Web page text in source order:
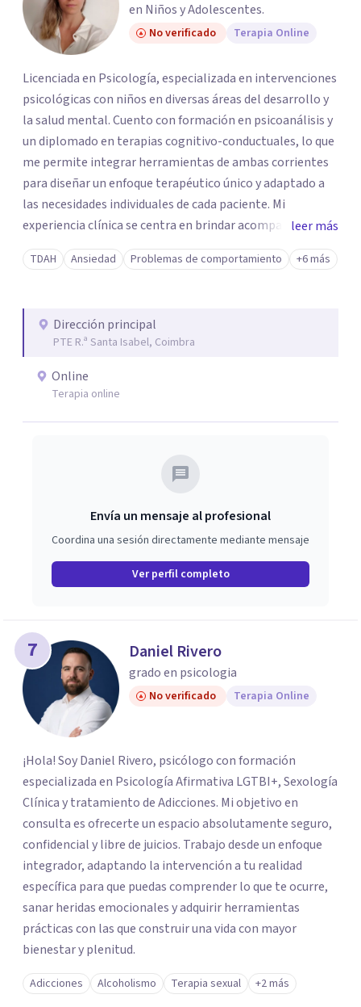
en Niños y Adolescentes.
No verificado Terapia Online
Licenciada en Psicología, especializada en intervenciones
psicológicas con niños en diversas áreas del desarrollo y
la salud mental. Cuento con formación en psicoanálisis y
un diplomado en terapias cognitivo-conductuales, lo que
me permite integrar herramientas de ambas corrientes
para diseñar un enfoque terapéutico único y adaptado a
las necesidades individuales de cada paciente. Mi
experiencia clínica se centra en brindar acompañamiento
emocional, diagnóstico y tratamiento, favoreciendo
procesos de cambio sostenibles y respetuosos con la
leer más
TDAH Ansiedad Problemas de comportamiento +6 más
Dirección principal
PTE R.ª Santa Isabel, Coimbra
Online
Terapia online
Envía un mensaje al profesional
Coordina una sesión directamente mediante mensaje
Ver perfil completo
7 Daniel Rivero
grado en psicologia
No verificado Terapia Online
¡Hola! Soy Daniel Rivero, psicólogo con formación
especializada en Psicología Afirmativa LGTBI+, Sexología
Clínica y tratamiento de Adicciones. Mi objetivo en
consulta es ofrecerte un espacio absolutamente seguro,
confidencial y libre de juicios. Trabajo desde un enfoque
integrador, adaptando la intervención a tu realidad
específica para que puedas comprender lo que te ocurre,
sanar heridas emocionales y adquirir herramientas
prácticas con las que construir una vida con mayor
bienestar y plenitud.
Adicciones Alcoholismo Terapia sexual +2 más